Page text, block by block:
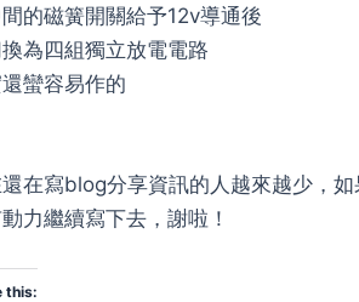
的磁簧開關給予12v導通後
為四組獨立放電電路
蠻容易作的
在寫blog分享資訊的人越來越少，
力繼續寫下去，謝啦！
this: